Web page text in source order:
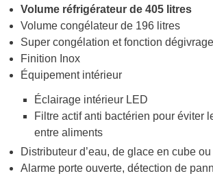
Volume réfrigérateur de 405 litres
Volume congélateur de 196 litres
Super congélation et fonction dégivrage
Finition Inox
Équipement intérieur
Éclairage intérieur LED
Filtre actif anti bactérien pour éviter
entre aliments
Distributeur d’eau, de glace en cube
Alarme porte ouverte, détection de